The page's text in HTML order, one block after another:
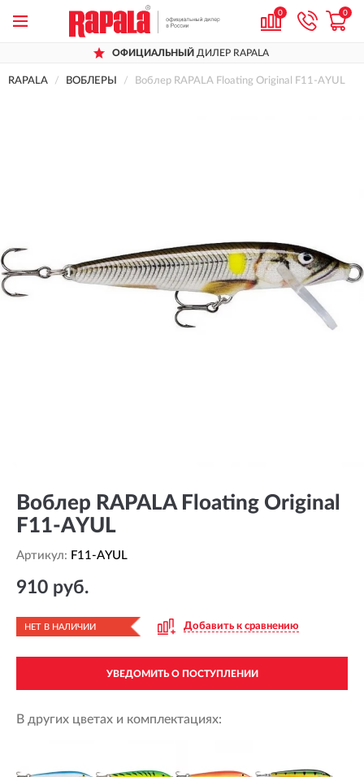
0 0
ОФИЦИАЛЬНЫЙ ДИЛЕР RAPALA
RAPALA ВОБЛЕРЫ Воблер RAPALA Floating Original F11-AYUL
Воблер RAPALA Floating Original
F11-AYUL
Артикул: F11-AYUL
910 руб.
НЕТ В НАЛИЧИИ Добавить к сравнению
УВЕДОМИТЬ О ПОСТУПЛЕНИИ
В других цветах и комплектациях: